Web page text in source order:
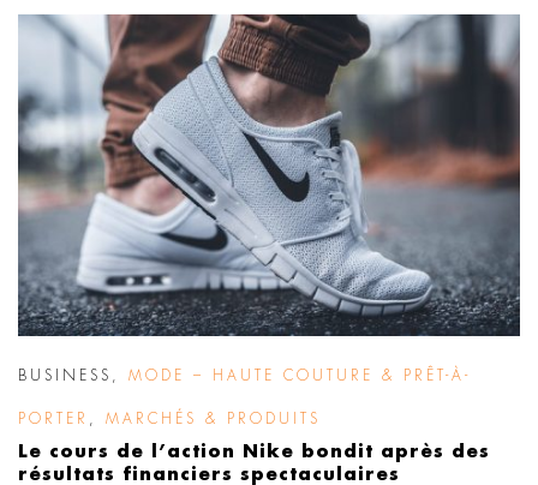
BUSINESS MODE – HAUTE COUTURE & PRÊT-À-
PORTER MARCHÉS & PRODUITS
Le cours de l’action Nike bondit après des
résultats financiers spectaculaires